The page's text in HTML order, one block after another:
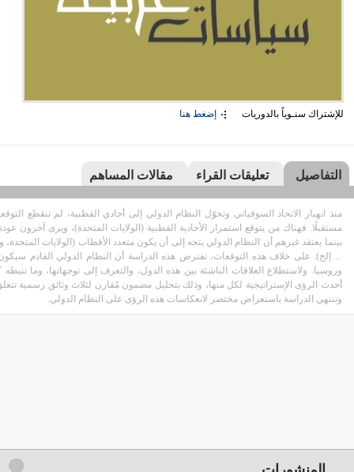
للإشتراك سنـوياً بالدوريات إضغط هنا
التفاصيل تعليقات القراء مقالات المساهم
منذ انهيار الاتحاد السوفياتي وتحوّل النظام الدولي إلى أحادي القطبية، لم تنقطع
مستقبلًا. فهناك من يتوقع استمرار الأحادية القطبية (الولايات المتحدة)، ويرى آخرون
بينما يعتقد غيرهم أن النظام الدولي يتجه إلى أن يكون متعدد الأقطاب (الولايات المتحدة،
... إلخ). على خلاف هذه التوقعات، تفترض هذه الدراسة أن النظام الدولي القادم سيكون
وروسيا. ولاستطلاع العلاقات الناشئة بين هذه الدول، والتعرف إلى توجهاتها، وما
أحدث الرؤى الإستراتيجية لكل منها، وذلك بتحليل مضمون مُقارن لثلاث وثائق رسمية
وتنتهي الدراسة باستعراض مختصر لانعكاسات هذه الرؤى على النظام الدولي.